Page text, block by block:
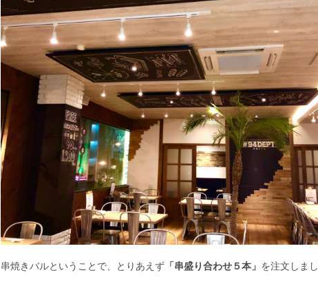
串焼きバルということで、とりあえず 「串盛り合わせ５本」 を注文しまし